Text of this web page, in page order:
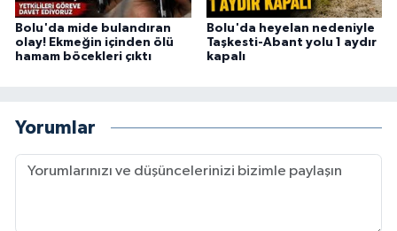
Bolu'da mide bulandıran
olay! Ekmeğin içinden ölü
hamam böcekleri çıktı
Bolu'da heyelan nedeniyle
Taşkesti-Abant yolu 1 aydır
kapalı
Yorumlar